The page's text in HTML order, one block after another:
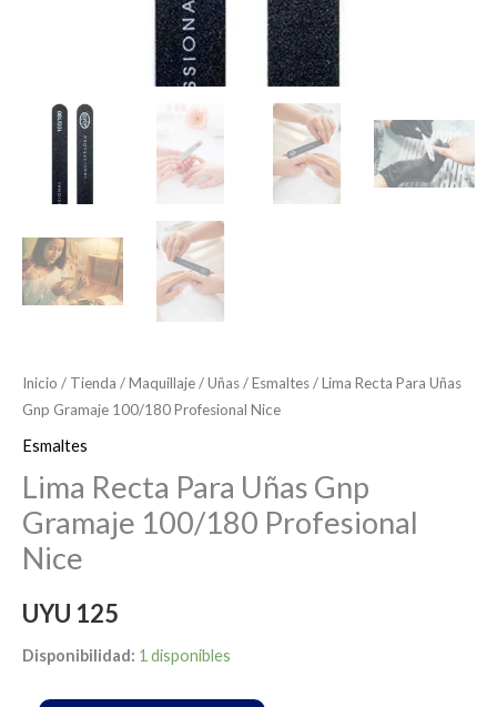
Inicio / Tienda /Maquillaje/Uñas/Esmaltes/ Lima Recta Para Uñas
Gnp Gramaje 100/180 Profesional Nice
Esmaltes
Lima Recta Para Uñas Gnp
Gramaje 100/180 Profesional
Nice
UYU 125
Disponibilidad: 1 disponibles